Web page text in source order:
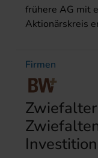
frühere AG mit
Aktionärskreis
Firmen